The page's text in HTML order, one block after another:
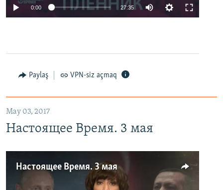
0:00 27:35
Paylaş VPN-siz açmaq
May 03, 2017
Настоящее Время. 3 мая
Настоящее Время. 3 мая